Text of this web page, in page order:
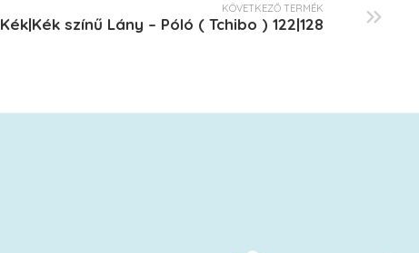
KÖVETKEZŐ TERMÉK
Kék|Kék színű Lány – Póló ( Tchibo ) 122|128